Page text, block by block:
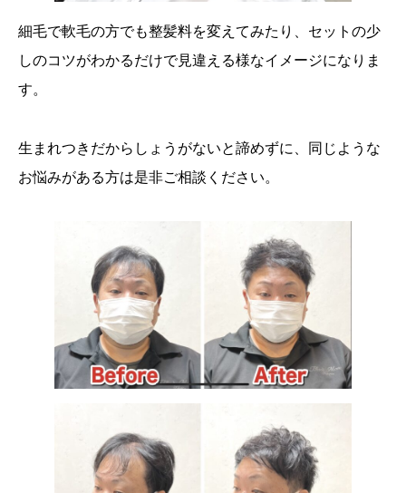
細毛で軟毛の方でも整髪料を変えてみたり、セットの少
しのコツがわかるだけで見違える様なイメージになりま
す。
生まれつきだからしょうがないと諦めずに、同じような
お悩みがある方は是非ご相談ください。